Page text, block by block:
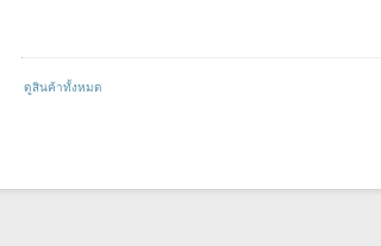
ดูสินค้าทั้งหมด